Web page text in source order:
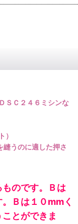
Ｃ２４６ミシンな
うのに適した押さ
のです。Ｂは
Ｂは１０mmく
とができま